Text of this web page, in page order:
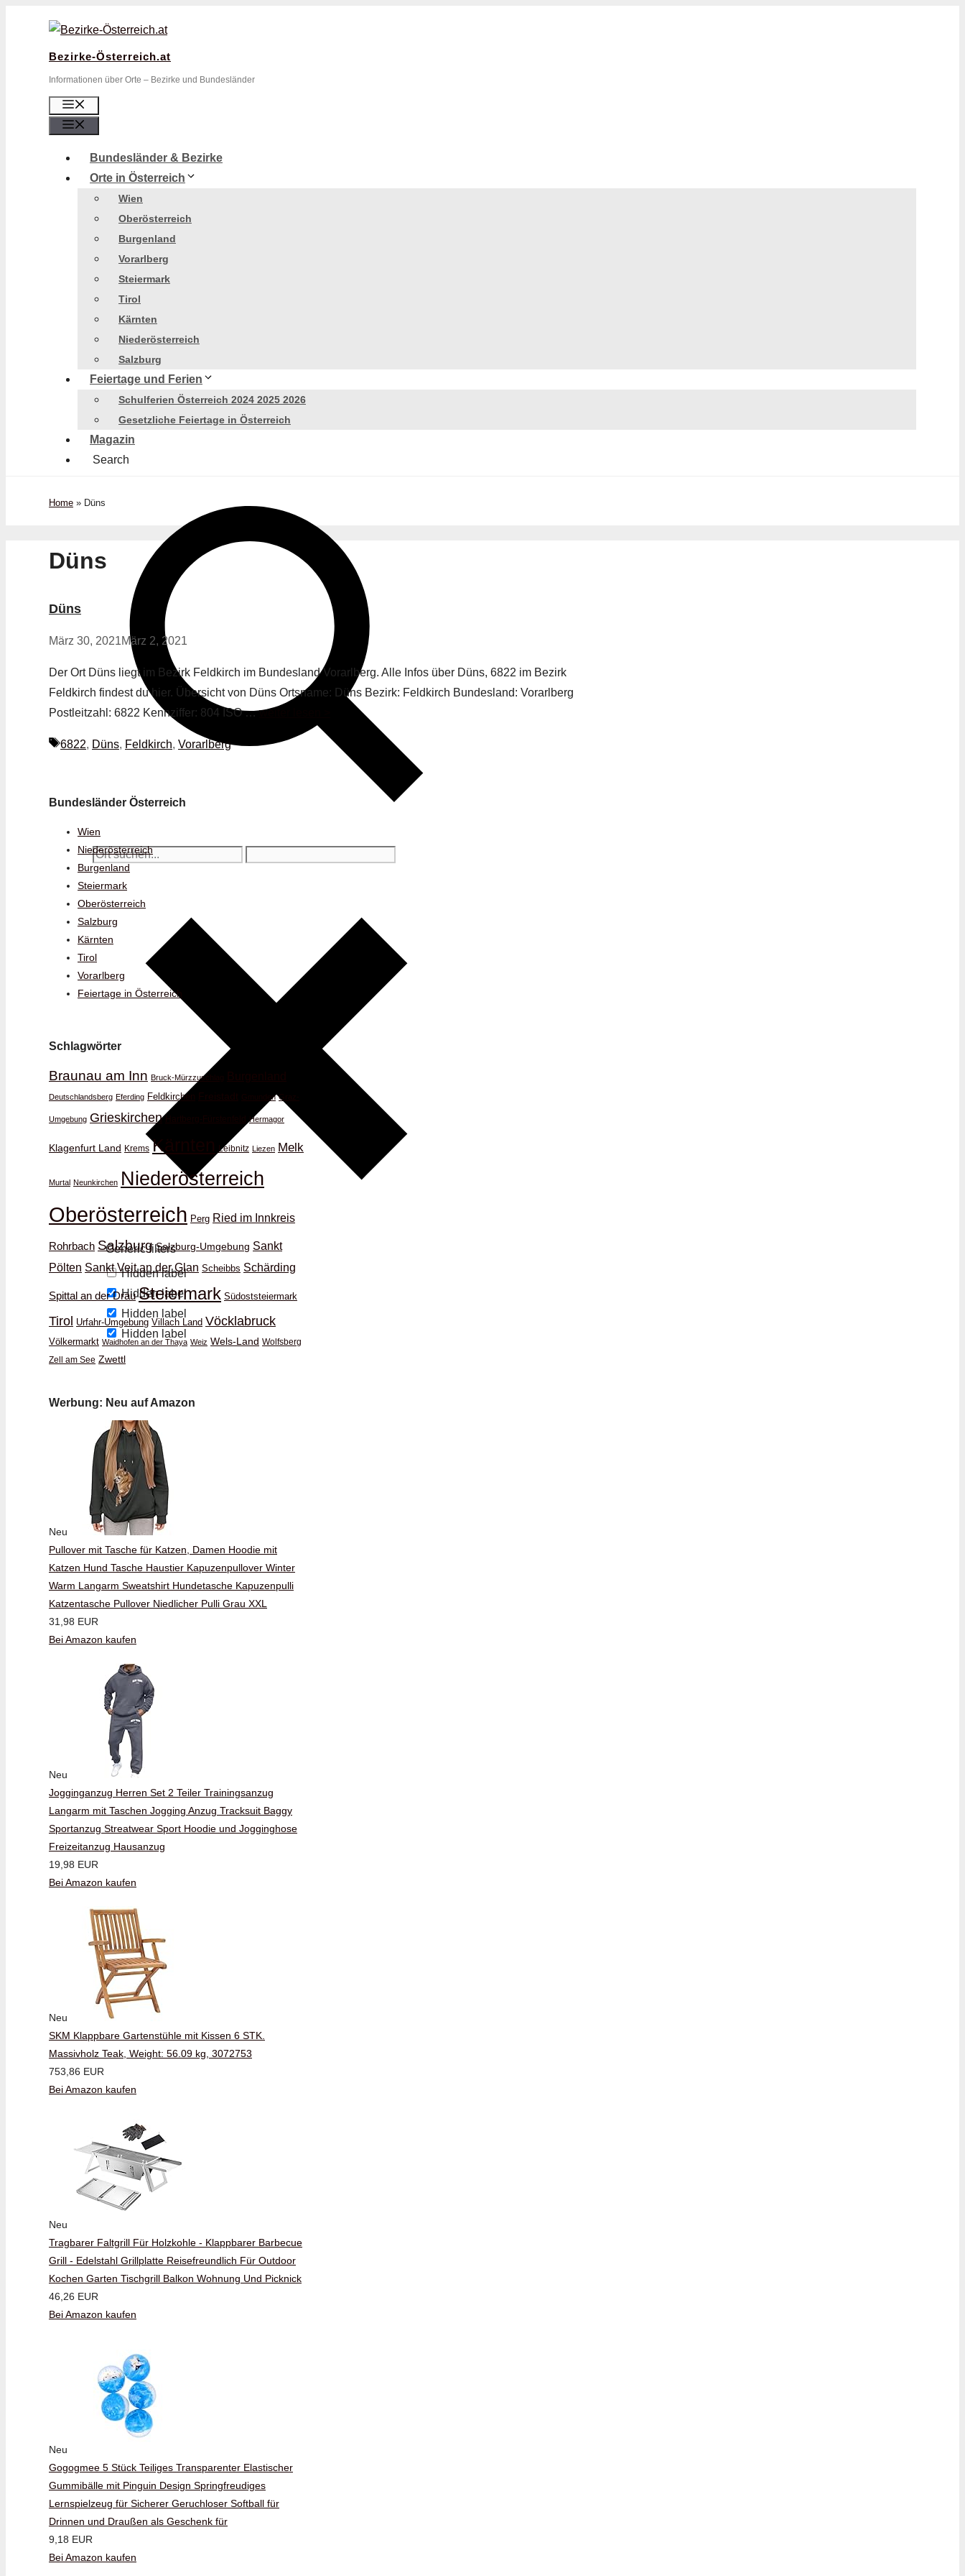
Bezirke-Österreich.at
Informationen über Orte – Bezirke und Bundesländer
Bundesländer & Bezirke
Orte in Österreich
Wien
Oberösterreich
Burgenland
Vorarlberg
Steiermark
Tirol
Kärnten
Niederösterreich
Salzburg
Feiertage und Ferien
Schulferien Österreich 2024 2025 2026
Gesetzliche Feiertage in Österreich
Magazin
Search
Generic filters
Hidden label
Hidden label
Hidden label
Hidden label
Home » Düns
Düns
Düns
März 30, 2021März 2, 2021
Der Ort Düns liegt im Bezirk Feldkirch im Bundesland Vorarlberg. Alle Infos über Düns, 6822 im Bezirk
Feldkirch findest du hier. Übersicht von Düns Ortsname: Düns Bezirk: Feldkirch Bundesland: Vorarlberg
Postleitzahl: 6822 Kennziffer: 804 ISO …weiter lesen >
Schlagwörter
6822, Düns, Feldkirch, Vorarlberg
Bundesländer Österreich
Wien
Niederösterreich
Burgenland
Steiermark
Oberösterreich
Salzburg
Kärnten
Tirol
Vorarlberg
Feiertage in Österreich
Schlagwörter
Braunau am Inn Bruck-Mürzzuschlag
Deutschlandsberg Eferding Feldkirchen Gmunden Graz-
Umgebung Grieskirchen Hermagor
Klagenfurt Land Krems Kärnten Leibnitz Liezen Melk
Murtal Neunkirchen Niederösterreich
Oberösterreich Perg Ried im Innkreis
Rohrbach Salzburg Salzburg-Umgebung Sankt
Pölten Sankt Veit an der Glan Scheibbs Schärding
Spittal an der Drau Steiermark Südoststeiermark
Tirol Urfahr-Umgebung Villach Land Vöcklabruck
Völkermarkt Waidhofen an der Thaya Weiz Wels-Land Wolfsberg
Zell am See Zwettl
Werbung: Neu auf Amazon
Neu
Pullover mit Tasche für Katzen, Damen Hoodie mit
Katzen Hund Tasche Haustier Kapuzenpullover Winter
Warm Langarm Sweatshirt Hundetasche Kapuzenpulli
Katzentasche Pullover Niedlicher Pulli Grau XXL
31,98 EUR
Bei Amazon kaufen
Neu
Jogginganzug Herren Set 2 Teiler Trainingsanzug
Langarm mit Taschen Jogging Anzug Tracksuit Baggy
Sportanzug Streatwear Sport Hoodie und Jogginghose
Freizeitanzug Hausanzug
19,98 EUR
Bei Amazon kaufen
Neu
SKM Klappbare Gartenstühle mit Kissen 6 STK.
Massivholz Teak, Weight: 56.09 kg, 3072753
753,86 EUR
Bei Amazon kaufen
Neu
Tragbarer Faltgrill Für Holzkohle - Klappbarer Barbecue
Grill - Edelstahl Grillplatte Reisefreundlich Für Outdoor
Kochen Garten Tischgrill Balkon Wohnung Und Picknick
46,26 EUR
Bei Amazon kaufen
Neu
Gogogmee 5 Stück Teiliges Transparenter Elastischer
Gummibälle mit Pinguin Design Springfreudiges
Lernspielzeug für Sicherer Geruchloser Softball für
Drinnen und Draußen als Geschenk für
9,18 EUR
Bei Amazon kaufen